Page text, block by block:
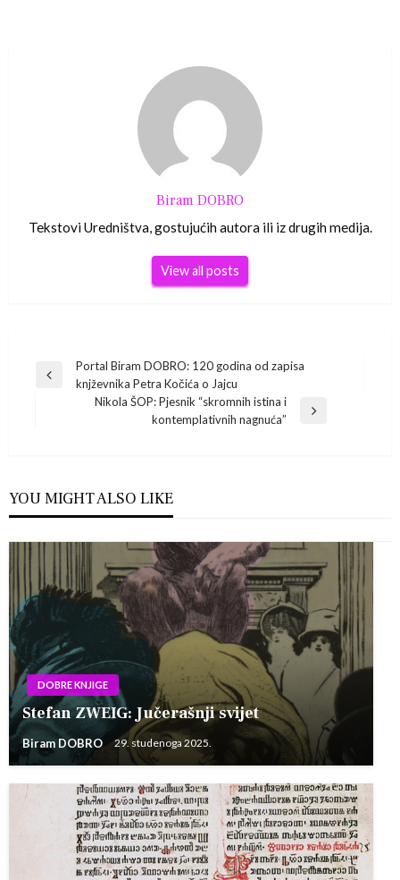
Biram DOBRO
Tekstovi Uredništva, gostujućih autora ili iz drugih medija.
View all posts
Navigacija
objava
Previous
Portal Biram DOBRO: 120 godina od zapisa
knjževnika Petra Kočića o Jajcu
Nikola ŠOP: Pjesnik “skromnih istina i
kontemplativnih nagnuća”
YOU MIGHT ALSO LIKE
DOBRE KNJIGE
Stefan ZWEIG: Jučerašnji svijet
Biram DOBRO 29. studenoga 2025.